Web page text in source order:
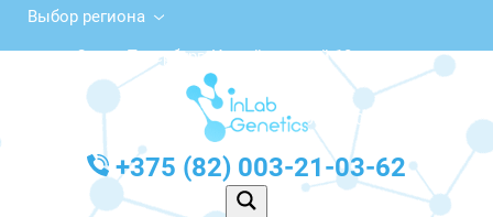
Выбор региона
Санкт-Петербург, Измайловский 18
с 10:00 до 20:00
График работы: Пн-Пт с 10:00 до 20:00
+375 (82) 003-21-03-62